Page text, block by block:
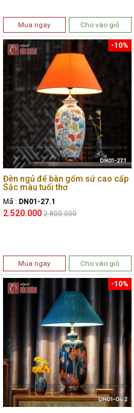
Mua ngay Cho vào giỏ
Đèn ngủ để bàn gốm sứ cao cấp
Sắc màu tuổi thơ
Mã : DN01-27.1
2.520.000
-10%
2.800.000
Mua ngay Cho vào giỏ
-10%